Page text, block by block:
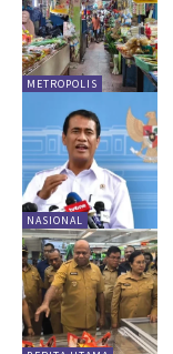
METROPOLIS
NASIONAL